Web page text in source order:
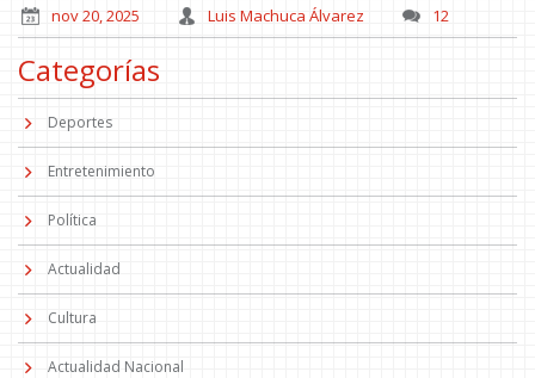
nov 20, 2025 Luis Machuca Álvarez 12
Categorías
Deportes
Entretenimiento
Política
Actualidad
Cultura
Actualidad Nacional